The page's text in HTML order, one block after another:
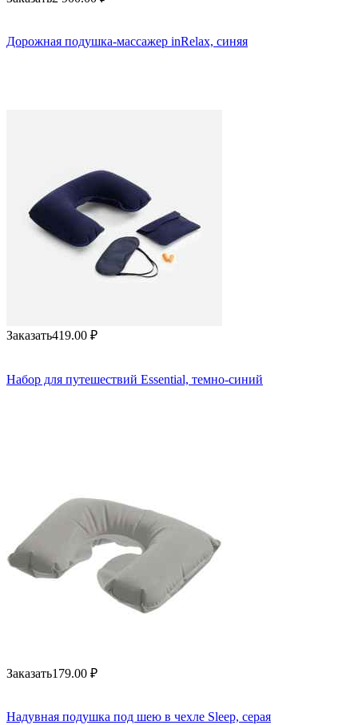
Дорожная подушка-массажер inRelax, синяя
Заказать419.00 ₽
Набор для путешествий Essential, темно-синий
Заказать179.00 ₽
Надувная подушка под шею в чехле Sleep, серая